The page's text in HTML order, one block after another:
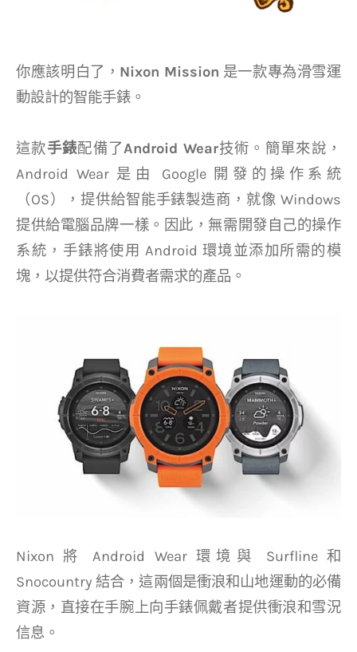
你應該明白了， Nixon Mission 是一款專為滑雪運
動設計的智能手錶。
這款手錶配備了Android Wear技術。簡單來說，
Android Wear 是由 Google 開發的操作系統
（OS），提供給智能手錶製造商，就像 Windows
提供給電腦品牌一樣。因此，無需開發自己的操作
系統，手錶將使用 Android 環境並添加所需的模
塊，以提供符合消費者需求的產品。
Nixon 將 Android Wear 環境與 Surfline 和
Snocountry 結合，這兩個是衝浪和山地運動的必備
資源，直接在手腕上向手錶佩戴者提供衝浪和雪況
信息。